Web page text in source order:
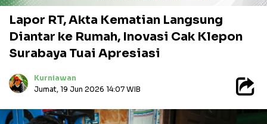
Lapor RT, Akta Kematian Langsung
Diantar ke Rumah, Inovasi Cak Klepon
Surabaya Tuai Apresiasi
Kurniawan
Jumat, 19 Jun 2026 14:07 WIB